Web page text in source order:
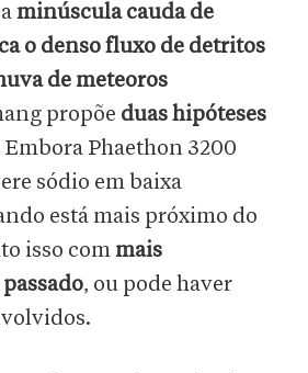
minúscula cauda de
o denso fluxo de detritos
de meteoros
propõe duas hipóteses
Embora Phaethon 3200
sódio em baixa
está mais próximo do
isso com mais
, ou pode haver